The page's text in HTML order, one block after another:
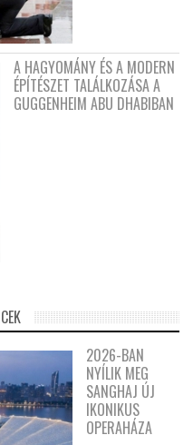
A HAGYOMÁNY ÉS A MODERN
ÉPÍTÉSZET TALÁLKOZÁSA A
GUGGENHEIM ABU DHABIBAN
2026-BAN
NYÍLIK MEG
SANGHAJ ÚJ
IKONIKUS
OPERAHÁZA